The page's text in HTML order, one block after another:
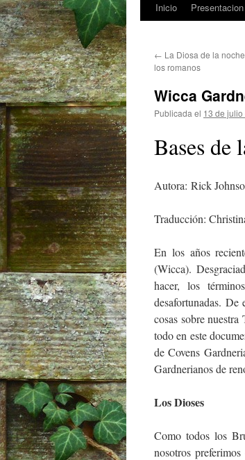
Saltar
contenido
Inicio Presentacion
← La Diosa de la
los romanos
Wicca
Publicada el 13 de
Bases de
Autora: Rick
Traducción:
En los años
(Wicca).
hacer, los
desafortunadas. De
cosas sobre
todo en este
de Covens
Gardnerianos de
Los Dioses
Como todos los
nosotros